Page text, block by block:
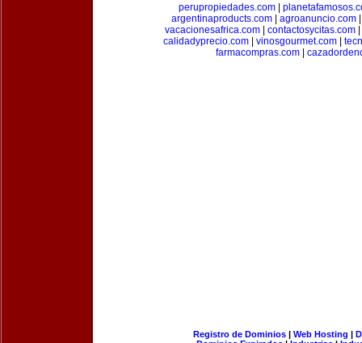
perupropiedades.com
argentinaproducts.com| agroanuncio.com
vacacionesafrica.com| contactosycitas.com|
calidadyprecio.com
vinosgourmet.com
farmacompras.com|
Registro de Dominios| Web Hosting |